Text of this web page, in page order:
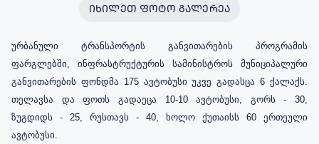
ᲘᲮᲘᲚᲔᲗ ᲤᲝᲢᲝ ᲒᲐᲚᲔᲠᲔᲐ
ურბანული ტრანსპორტის განვითარების პროგრამის
ფარგლებში, ინფრასტრუქტურის სამინისტროს მუნიციპალური
განვითარების ფონდმა 175 ავტობუსი უკვე გადასცა 6 ქალაქს.
თელავსა და ფოთს გადაეცა 10-10 ავტობუსი, გორს - 30,
ზუგდიდს - 25, რუსთავს - 40, ხოლო ქუთაისს 60 ერთეული
ავტობუსი.